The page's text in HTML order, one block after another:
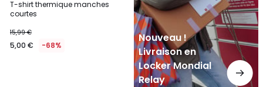
T-shirt thermique manches
courtes
15,99 €
5,00 € -68%
Nouveau !
Livraison en
Locker Mondial
Relay